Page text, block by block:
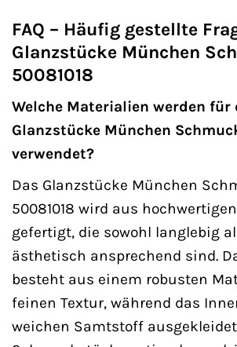
FAQ – Häufig gestellte
Glanzstücke München
50081018
Welche Materialien werden für
Glanzstücke München
verwendet?
Das Glanzstücke München
50081018 wird aus
gefertigt, die sowohl langlebig
ästhetisch ansprechend sind.
besteht aus einem robusten
feinen Textur, während das
weichen Samtstoff